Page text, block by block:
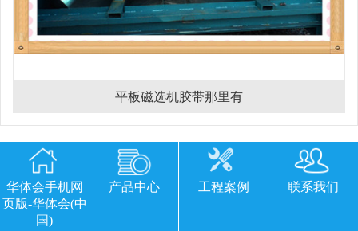
平板磁选机胶带那里有
欢迎您留下宝贵的意见或建议
华体会手机网
页版-华体会(中
国)
产品中心 工程案例 联系我们